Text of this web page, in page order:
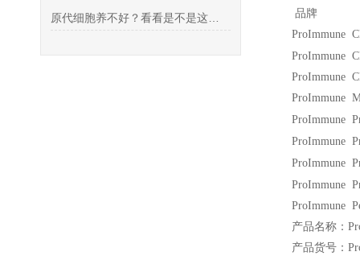
品牌
ProImmune
ProImmune
ProImmune
ProImmune
ProImmune
ProImmune
ProImmune
ProImmune
产品名称：
产品货号：